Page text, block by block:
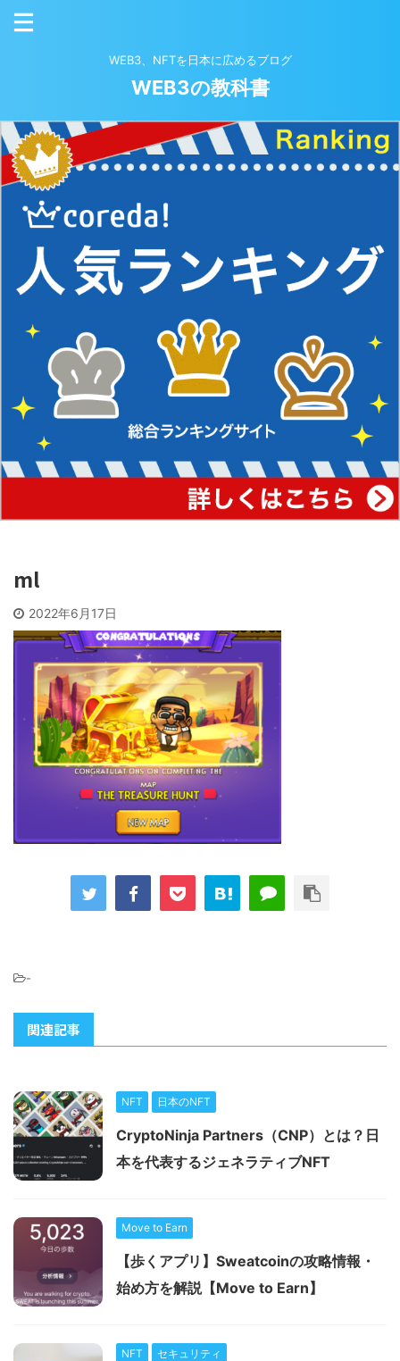
WEB3、NFTを日本に広めるブログ
WEB3の教科書
ml
2022年6月17日
-
関連記事
NFT 日本のNFT
CryptoNinja Partners（CNP）とは？日
本を代表するジェネラティブNFT
Move to Earn
【歩くアプリ】Sweatcoinの攻略情報・
始め方を解説【Move to Earn】
NFT セキュリティ